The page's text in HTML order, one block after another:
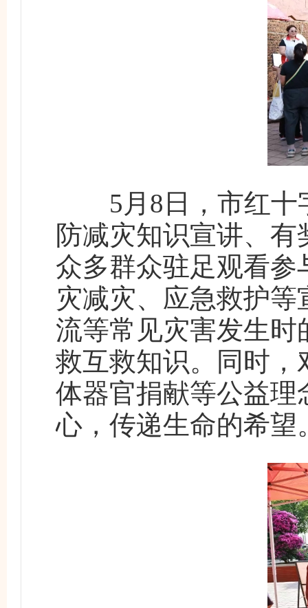
5月8日，市红十
防减灾知识宣讲、
众多群众驻足观看
灾减灾、应急救护
流等常见灾害发生
救互救知识。同时
体器官捐献等公益
心，传递生命的希望